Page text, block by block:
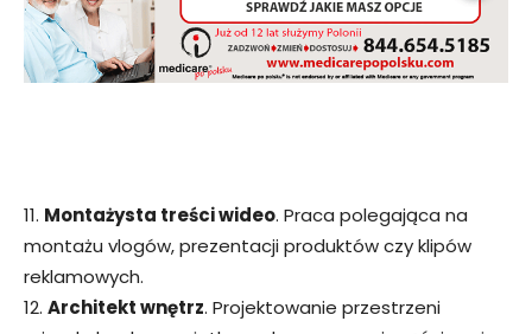
11. Montażysta treści wideo. Praca polegająca na
montażu vlogów, prezentacji produktów czy klipów
reklamowych.
12. Architekt wnętrz. Projektowanie przestrzeni